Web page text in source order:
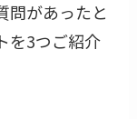
問があったと
を3つご紹介